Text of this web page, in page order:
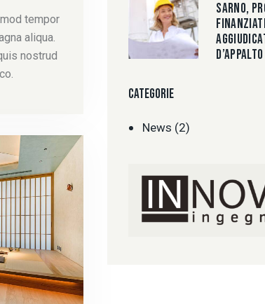
tempor
aliqua.
nostrud
SARNO,
D’APPALTO
CATEGORIE
News (2)